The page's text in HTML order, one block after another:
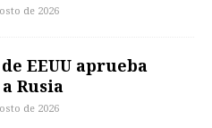
de 2026
EEUU aprueba
Rusia
de 2026